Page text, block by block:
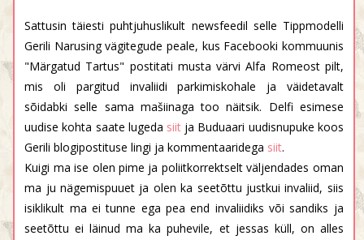
Sattusin täiesti puhtjuhuslikult newsfeedil selle Tippmodelli
Gerili Narusing vägitegude peale, kus Facebooki kommuunis
"Märgatud Tartus" postitati musta värvi Alfa Romeost pilt,
mis oli pargitud invaliidi parkimiskohale ja väidetavalt
sõidabki selle sama mašiinaga too näitsik. Delfi esimese
uudise kohta saate lugeda siit ja Buduaari uudisnupuke koos
Gerili blogipostituse lingi ja kommentaaridega siit.
Kuigi ma ise olen pime ja poliitkorrektselt väljendades oman
ma ju nägemispuuet ja olen ka seetõttu justkui invaliid, siis
isiklikult ma ei tunne ega pea end invaliidiks või sandiks ja
seetõttu ei läinud ma ka puhevile, et jessas küll, on alles